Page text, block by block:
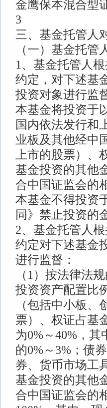
金鹰保本混合型
3
三、基金托管人
（一）基金托
1、基金托管人
约定，对下述基
投资对象进行监
本基金将投资于
国内依法发行和
业板及其他经中
上市的股票）
基金投资的其他
合中国证监会的
本基金不得投资
同》禁止投资的
2、基金托管人
约定对下述基金
进行监督：
（1）按法律法
投资资产配置比
（包括中小板
票）、权证占基
为0%～40%，
的0%～3%；债
券、货币市场工
基金投资的其他
合中国证监会的